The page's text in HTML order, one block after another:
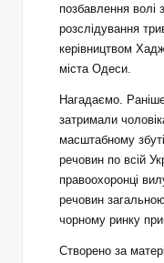
позбавлення волі
розслідування
керівництвом
міста Одеси.
Нагадаємо.
затримали
масштабному
речовин по всій
правоохоронці
речовин
чорному ринку
Створено за